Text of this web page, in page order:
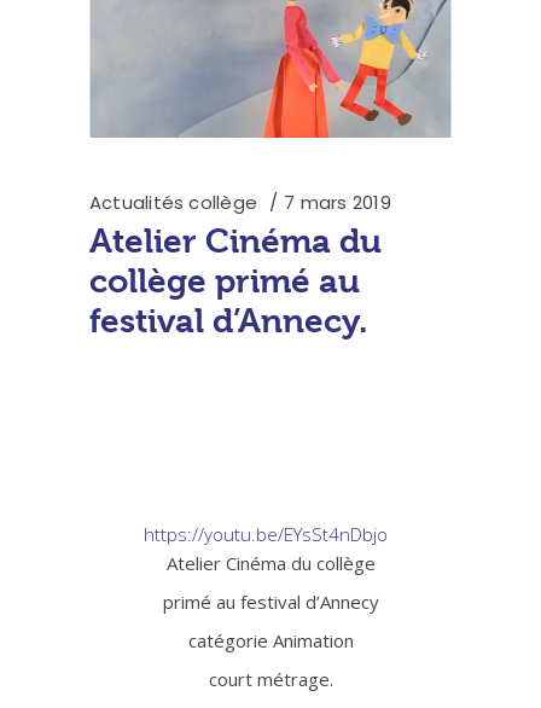
Actualités collège 7 mars 2019
Atelier Cinéma du
collège primé au
festival d’Annecy.
https://youtu.be/EYsSt4nDbjo
Atelier Cinéma du collège
primé au festival d’Annecy
catégorie Animation
court métrage.